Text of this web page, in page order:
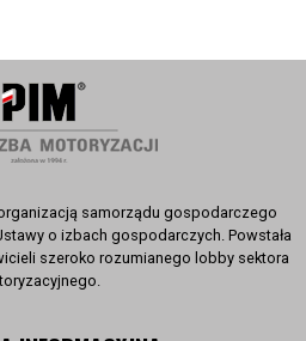
samorządu gospodarczego
o izbach gospodarczych. Powstała
szeroko rozumianego lobby sektora